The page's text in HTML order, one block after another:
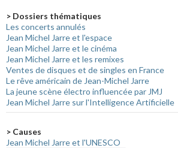
> Dossiers thématiques
Les concerts annulés
Jean Michel Jarre et l'espace
Jean Michel Jarre et le cinéma
Jean Michel Jarre et les remixes
Ventes de disques et de singles en France
Le rêve américain de Jean-Michel Jarre
La jeune scène électro influencée par JMJ
Jean Michel Jarre sur l'Intelligence Artificielle
> Causes
Jean Michel Jarre et l'UNESCO